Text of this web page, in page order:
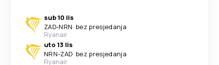
sub 10 lis
ZAD-NRN· bez presjedanja
Ryanair
uto 13 lis
NRN-ZAD· bez presjedanja
Ryanair